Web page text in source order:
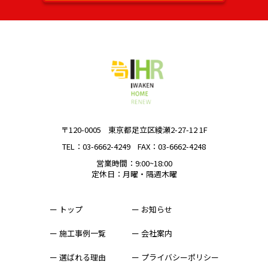
〒120-0005
東京都足立区綾瀬2-27-12 1F
TEL：03-6662-4249
FAX：03-6662-4248
営業時間：9:00~18:00
定休日：月曜・隔週木曜
ー トップ
ー 施工事例一覧
ー 選ばれる理由
ー お知らせ
ー 会社案内
ー プライバシーポリシー